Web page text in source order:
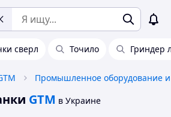
сверл Точило Гриндер
GTM в Украине